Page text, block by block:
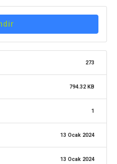
273
794.32 KB
1
13 Ocak 2024
13 Ocak 2024